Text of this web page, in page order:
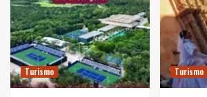
Turismo Turismo